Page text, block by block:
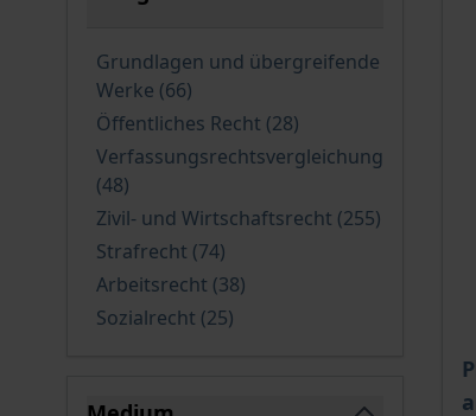
Grundlagen und übergreifende
Werke (66verfügbare Produkte
)
Öffentliches Recht (28verfügbare Produkte
)
Verfassungsrechtsvergleichung
(48verfügbare Produkte
)
Zivil- und Wirtschaftsrecht (255verfügbare
)
Strafrecht (74verfügbare Produkte
)
Arbeitsrecht (38verfügbare Produkte
)
Sozialrecht (25verfügbare Produkte
)